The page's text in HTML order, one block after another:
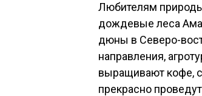
Любителям
дождевые леса
дюны в Северо-
направления,
выращивают кофе,
прекрасно